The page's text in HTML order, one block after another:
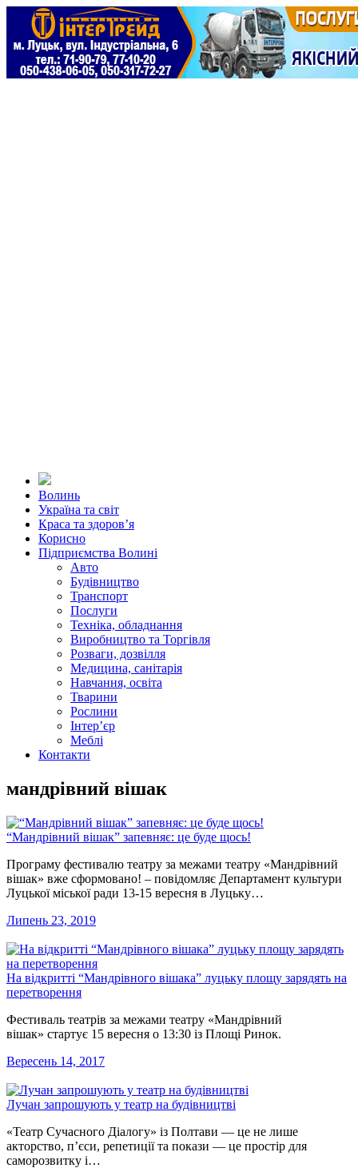
Волинь
Україна та світ
Краса та здоров’я
Корисно
Підприємства Волині
Авто
Будівництво
Транспорт
Послуги
Техніка, обладнання
Виробництво та Торгівля
Розваги, дозвілля
Медицина, санітарія
Навчання, освіта
Тварини
Рослини
Інтер’єр
Меблі
Контакти
мандрівний вішак
“Мандрівний вішак” запевняє: це буде щось!
Програму фестивалю театру за межами театру «Мандрівний
вішак» вже сформовано! – повідомляє Департамент культури
Луцької міської ради 13-15 вересня в Луцьку…
Липень 23, 2019
На відкритті “Мандрівного вішака” луцьку площу зарядять на
перетворення
Фестиваль театрів за межами театру «Мандрівний
вішак» стартує 15 вересня о 13:30 із Площі Ринок.
Вересень 14, 2017
Лучан запрошують у театр на будівництві
«Театр Сучасного Діалогу» із Полтави — це не лише
акторство, п’єси, репетиції та покази — це простір для
саморозвитку і…